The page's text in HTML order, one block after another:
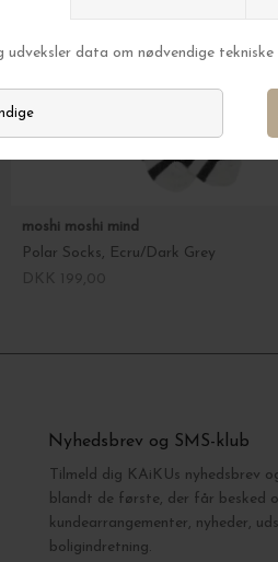
moshi moshi mind
Polar Socks, Ecru/Dark Grey
Nyhedsbrev og SMS-klub
Tilmeld dig KAiKUs nyhedsbrev
blandt de første, der får besked
kundearrangementer, nyheder,
boligindretning.